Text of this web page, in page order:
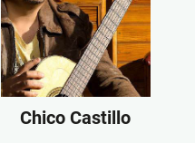
Chico Castillo